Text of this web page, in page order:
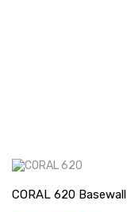
CORAL 620 Basewall